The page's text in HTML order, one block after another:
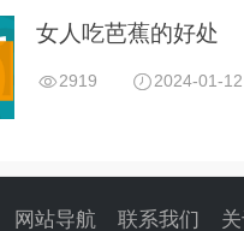
女人吃芭蕉的好处
2919 2024-01-12
网站导航 联系我们